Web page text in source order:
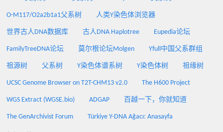
O-M117/O2a2b1a1父系树 人类Y染色体浏览器
世界古人DNA数据库 古人DNA Haplotree Eupedia论坛
FamilyTreeDNA论坛 莫尔根论坛Molgen Yfull中国父系群组
祖源树 父系树 Y染色体谱系树 Y染色体树 祖缘树
UCSC Genome Browser on T2T-CHM13 v2.0 The H600 Project
WGS Extract (WGSE.bio) ADGAP 百越一下，你就知道
The GenArchivist Forum Türkiye Y-DNA Ağacı: Anasayfa